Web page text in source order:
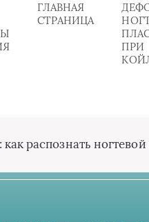
ГЛАВНАЯ
СТРАНИЦА
ПРИ
как распознать